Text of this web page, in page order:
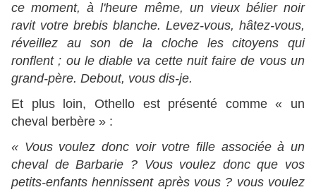
ce moment, à l'heure même, un vieux bélier noir
ravit votre brebis blanche. Levez-vous, hâtez-vous,
réveillez au son de la cloche les citoyens qui
ronflent ; ou le diable va cette nuit faire de vous un
grand-père. Debout, vous dis-je.
Et plus loin, Othello est présenté comme « un
cheval berbère » :
« Vous voulez donc voir votre fille associée à un
cheval de Barbarie ? Vous voulez donc que vos
petits-enfants hennissent après vous ? vous voulez